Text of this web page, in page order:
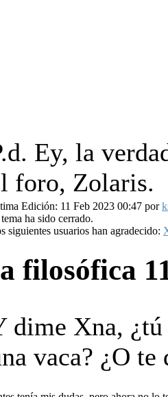
Ey, la
foro, Zolaris.
Edición: 11 Feb 2023 00:47 por
ha sido cerrado.
siguientes usuarios han agradecido:
filosófica
dime Xna, ¿tú
vaca? ¿O te